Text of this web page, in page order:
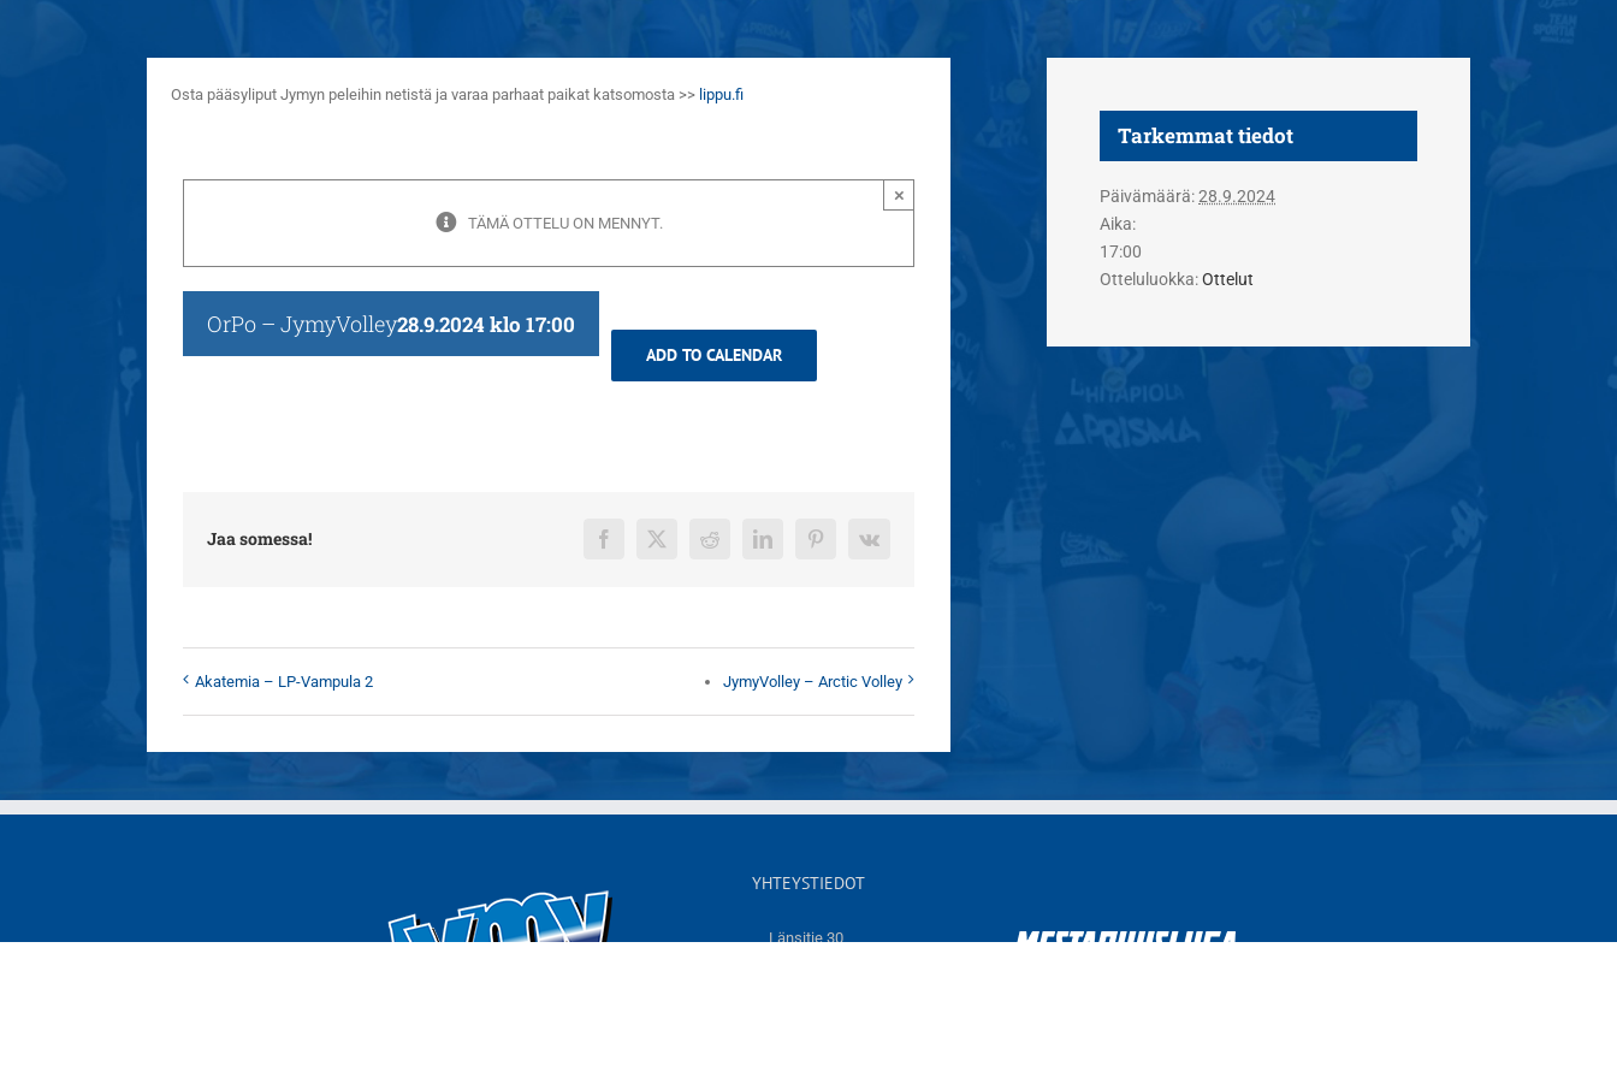
Osta pääsyliput Jymyn peleihin netistä ja varaa parhaat paikat katsomosta >> lippu.fi
TÄMÄ OTTELU ON MENNYT.
×
OrPo – JymyVolley28.9.2024 klo 17:00
ADD TO CALENDAR
Jaa somessa! Facebook
X Reddit LinkedInPinterest
Vk
Akatemia – LP-Vampula 2 JymyVolley – Arctic Volley
Tarkemmat tiedot
Päivämäärä:28.9.2024
Aika:
17:00
Otteluluokka:Ottelut
YHTEYSTIEDOT
Länsitie 30,